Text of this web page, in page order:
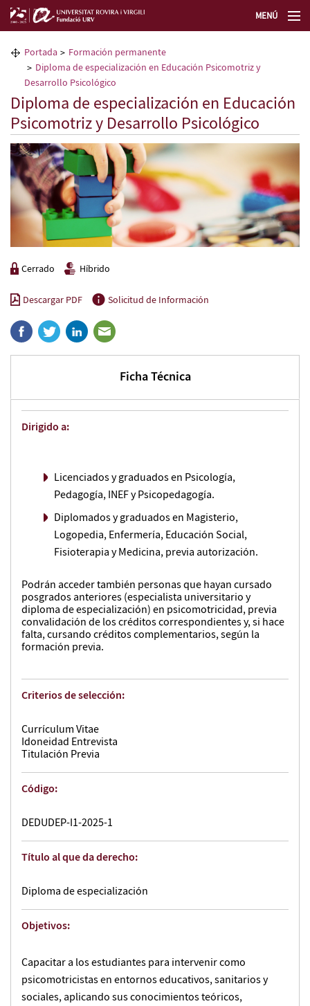
MENÚ
La Fundación URV
Formación permanente
Transferencia de tecnología
Selecciona un idioma
Portada
Formación permanente
Diploma de especialización en Educación Psicomotriz y
Desarrollo Psicológico
Diploma de especialización en Educación
Psicomotriz y Desarrollo Psicológico
Cerrado Híbrido
Descargar PDF Solicitud de Información
Ficha Técnica
Dirigido a:
Licenciados y graduados en Psicología,
Pedagogía, INEF y Psicopedagogía.
Diplomados y graduados en Magisterio,
Logopedia, Enfermería, Educación Social,
Fisioterapia y Medicina, previa autorización.
Podrán acceder también personas que hayan cursado
posgrados anteriores (especialista universitario y
diploma de especialización) en psicomotricidad, previa
convalidación de los créditos correspondientes y, si hace
falta, cursando créditos complementarios, según la
formación previa.
Criterios de selección:
Currículum Vitae
Idoneidad Entrevista
Titulación Previa
Código:
DEDUDEP-I1-2025-1
Título al que da derecho:
Diploma de especialización
Objetivos:
Capacitar a los estudiantes para intervenir como
psicomotricistas en entornos educativos, sanitarios y
sociales, aplicando sus conocimientos teóricos,